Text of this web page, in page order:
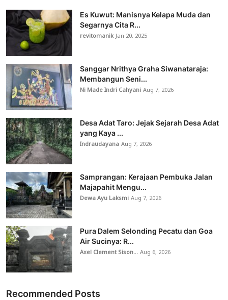
Es Kuwut: Manisnya Kelapa Muda dan
Segarnya Cita R...
revitomanikJan 20, 2025
Sanggar Nrithya Graha Siwanataraja:
Membangun Seni...
Ni Made Indri CahyaniAug 7, 2026
Desa Adat Taro: Jejak Sejarah Desa Adat
yang Kaya ...
IndraudayanaAug 7, 2026
Samprangan: Kerajaan Pembuka Jalan
Majapahit Mengu...
Dewa Ayu LaksmiAug 7, 2026
Pura Dalem Selonding Pecatu dan Goa
Air Sucinya: R...
Axel Clement Sison...Aug 6, 2026
Recommended Posts